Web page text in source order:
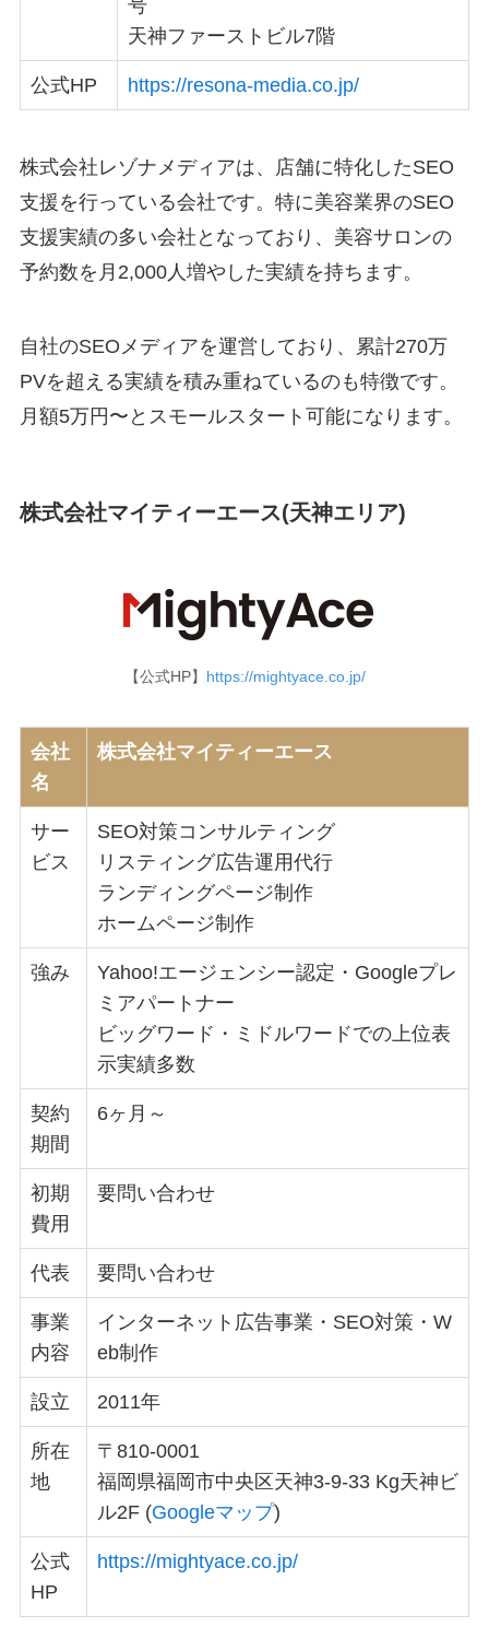
号
天神ファーストビル7階
公式HP https://resona-media.co.jp/
株式会社レゾナメディアは、店舗に特化したSEO
支援を行っている会社です。特に美容業界のSEO
支援実績の多い会社となっており、美容サロンの
予約数を月2,000人増やした実績を持ちます。
自社のSEOメディアを運営しており、累計270万
PVを超える実績を積み重ねているのも特徴です。
月額5万円〜とスモールスタート可能になります。
株式会社マイティーエース(天神エリア)
【公式HP】 https://mightyace.co.jp/
会社
名
株式会社マイティーエース
サー
ビス
SEO対策コンサルティング
リスティング広告運用代行
ランディングページ制作
ホームページ制作
強み
Yahoo!エージェンシー認定・Googleプレ
ミアパートナー
ビッグワード・ミドルワードでの上位表
示実績多数
契約
期間
6ヶ月～
初期
費用
要問い合わせ
代表 要問い合わせ
事業
内容
インターネット広告事業・SEO対策・W
eb制作
設立 2011年
所在
地
〒810-0001
福岡県福岡市中央区天神3-9-33 Kg天神ビ
ル2F (Googleマップ)
公式
HP
https://mightyace.co.jp/